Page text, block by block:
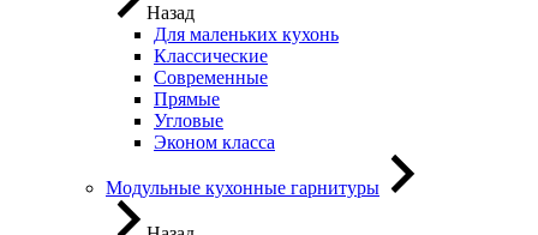
Назад
Для маленьких кухонь
Классические
Современные
Прямые
Угловые
Эконом класса
Модульные кухонные гарнитуры